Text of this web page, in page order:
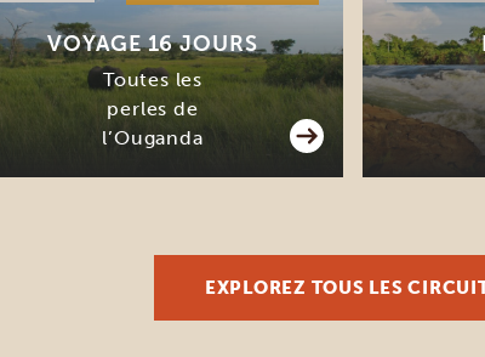
VOYAGE 16 JOURS
Toutes les
perles de
l’Ouganda
EXPLOREZ TOUS LES